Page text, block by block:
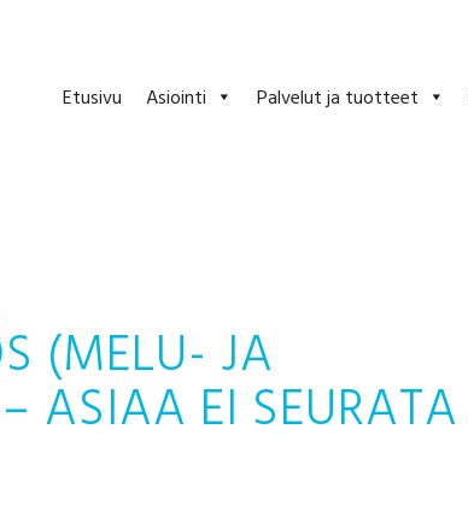
Etusivu Asiointi Palvelut ja tuotteet
(MELU- JA
ASIAA EI SEURATA